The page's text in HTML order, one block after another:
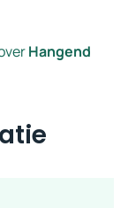
Hangend